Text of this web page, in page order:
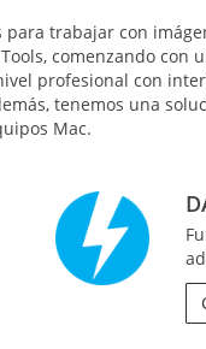
trabajar con
comenzando
profesional con
tenemos una
Mac.